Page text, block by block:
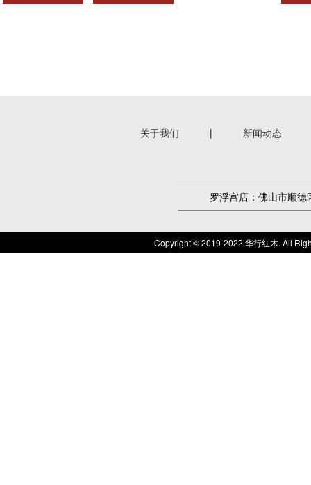
关于我们 | 新闻动态
罗浮宫店：佛山市顺
Copyright © 2019-2022 华行红木. All